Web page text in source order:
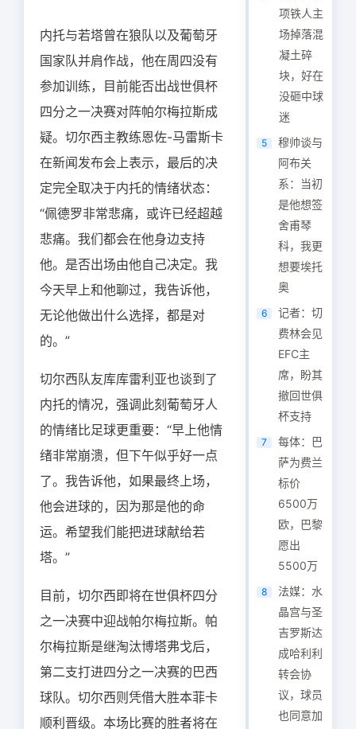
内托与若塔曾在狼队以及葡萄牙
国家队并肩作战，他在周四没有
参加训练，目前能否出战世俱杯
四分之一决赛对阵帕尔梅拉斯成
疑。切尔西主教练恩佐-马雷斯卡
在新闻发布会上表示，最后的决
定完全取决于内托的情绪状态：
“佩德罗非常悲痛，或许已经超越
悲痛。我们都会在他身边支持
他。是否出场由他自己决定。我
今天早上和他聊过，我告诉他，
无论他做出什么选择，都是对
的。”
切尔西队友库库雷利亚也谈到了
内托的情况，强调此刻葡萄牙人
的情绪比足球更重要：“早上他情
绪非常崩溃，但下午似乎好一点
了。我告诉他，如果最终上场，
他会进球的，因为那是他的命
运。希望我们能把进球献给若
塔。”
目前，切尔西即将在世俱杯四分
之一决赛中迎战帕尔梅拉斯。帕
尔梅拉斯是继淘汰博塔弗戈后，
第二支打进四分之一决赛的巴西
球队。切尔西则凭借大胜本菲卡
顺利晋级。本场比赛的胜者将在
项铁人主
场掉落混
凝土碎
块，好在
没砸中球
迷
5
穆帅谈与
阿布关
系：当初
是他想签
舍甫琴
科，我更
想要埃托
奥
6
记者：切
费林会见
EFC主
席，盼其
撤回世俱
杯支持
7
每体：巴
萨为费兰
标价
6500万
欧，巴黎
愿出
5500万
8
法媒：水
晶宫与圣
吉罗斯达
成哈利利
转会协
议，球员
也同意加